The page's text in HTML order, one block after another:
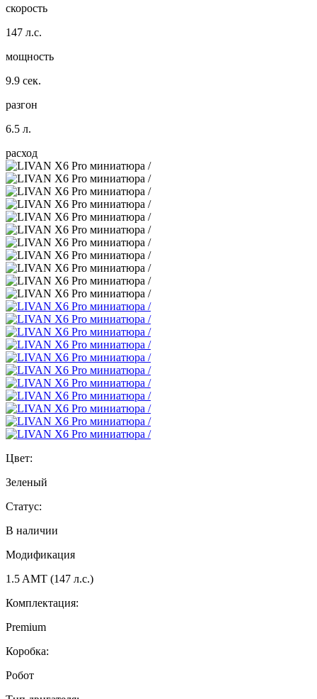
скорость
147 л.с.
мощность
9.9 сек.
разгон
6.5 л.
расход
Цвет:
Зеленый
Статус:
В наличии
Модификация
1.5 AMT (147 л.с.)
Комплектация:
Premium
Коробка:
Робот